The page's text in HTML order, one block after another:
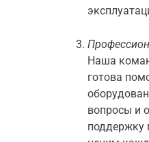
Наша
готова
вопросы и
поддержку